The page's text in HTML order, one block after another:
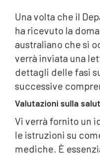
Una volta che il
ha ricevuto la
australiano che si
verrà inviata una
dettagli delle fasi
successive
Valutazioni sulla
Vi verrà fornito un
le istruzioni su
mediche. È